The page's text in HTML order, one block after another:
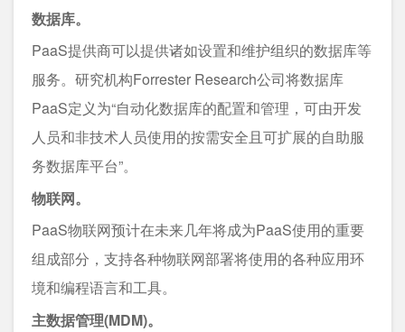
数据库。
PaaS提供商可以提供诸如设置和维护组织的数据库等
服务。研究机构Forrester Research公司将数据库
PaaS定义为“自动化数据库的配置和管理，可由开发
人员和非技术人员使用的按需安全且可扩展的自助服
务数据库平台”。
物联网。
PaaS物联网预计在未来几年将成为PaaS使用的重要
组成部分，支持各种物联网部署将使用的各种应用环
境和编程语言和工具。
主数据管理(MDM)。